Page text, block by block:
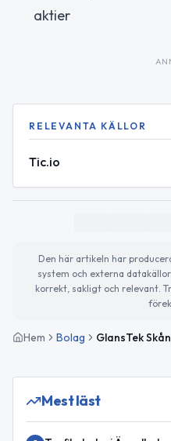
aktier
RELEVANTA KÄLLOR
Tic.io
Den här artikeln har
system och externa
korrekt, sakligt och relevant.
Hem Bolag
Mest läst